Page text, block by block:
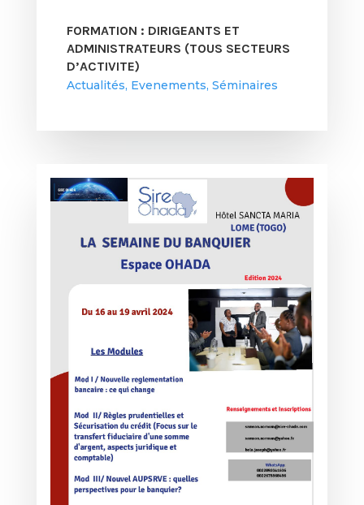
FORMATION : DIRIGEANTS ET
ADMINISTRATEURS (TOUS SECTEURS
D’ACTIVITE)
Actualités, Evenements, Séminaires